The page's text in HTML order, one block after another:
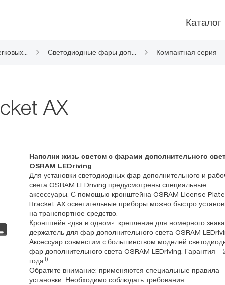
Каталог
Светодиодные фары доп Компактная серия
AX
Наполни жизь светом с фарами дополнительного
OSRAM LEDriving
Для установки светодиодных фар дополнительного и
света OSRAM LEDriving предусмотрены специальные
аксессуары. С помощью кронштейна OSRAM License Plate
Bracket AX осветительные приборы можно быстро
на транспортное средство.
Кронштейн «два в одном»: крепление для номерного
держатель для фар дополнительного света OSRAM
Аксессуар совместим с большинством моделей
фар дополнительного света OSRAM LEDriving. Гарантия –
года1).
Обратите внимание: применяются специальные правила
установки. Необходимо соблюдать требования